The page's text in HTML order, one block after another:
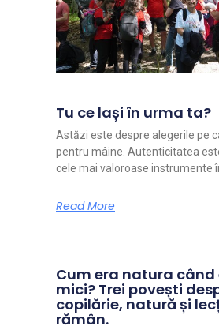
Tu ce lași în urma ta?
Astăzi este despre alegerile pe
pentru mâine. Autenticitatea
cele mai valoroase instrumente
Read More
Cum era natura când
mici? Trei povești
copilărie, natură și
rămân.